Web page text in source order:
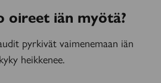
oireet iän myötä?
pyrkivät vaimenemaan iän
heikkenee.